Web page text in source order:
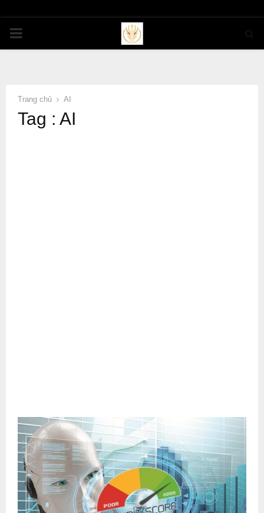
PRIMARY
Trang chủ AI
Tag : AI